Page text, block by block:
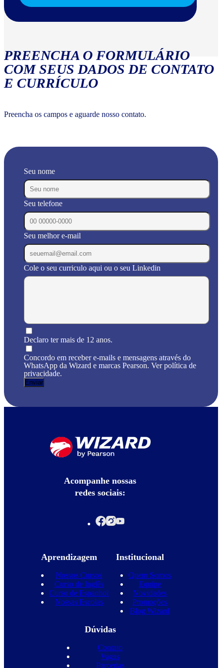
PREENCHA O FORMULÁRIO
COM SEUS DADOS DE CONTATO
E CURRÍCULO
Preencha os campos e aguarde nosso contato.
Seu nome
Seu telefone
Seu melhor e-mail
Cole o seu curriculo aqui ou o seu Linkedin
Declaro ter mais de 12 anos.
Concordo em receber e-mails e mensagens através do
WhatsApp da Wizard e marcas Pearson. Ver política de
privacidade.
Acompanhe nossas
redes sociais:
Aprendizagem
Nossos Cursos
Curso de Inglês
Curso de Espanhol
Nossas Escolas
Institucional
Quem Somos
Equipe
Novidades
Promoções
Blog Wizard
Dúvidas
Contato
Vagas
Parcerias